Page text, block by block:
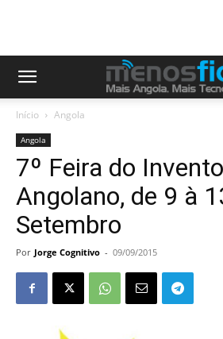
Início Angola
Angola
7º Feira do
Angolano, de 9 à
Setembro
Por Jorge Cognitivo - 09/09/2015